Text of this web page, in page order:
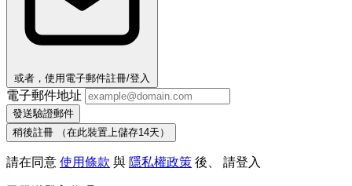
或者，使用電子郵件註冊/登入
電子郵件地址
發送驗證郵件
稍後註冊
（在此裝置上儲存14天）
請在同意 使用條款 與 隱私權政策 後、 請登入